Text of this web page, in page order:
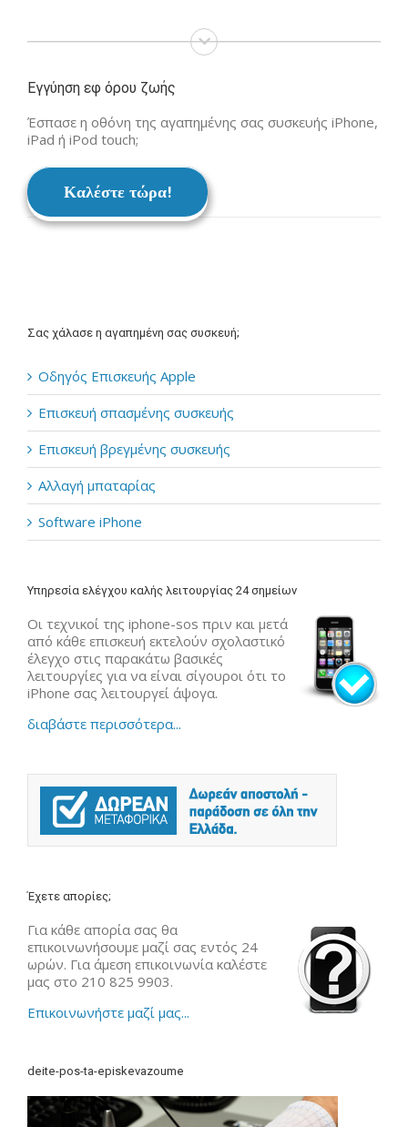
Εγγύηση εφ όρου ζωής
Έσπασε η οθόνη της αγαπημένης σας συσκευής iPhone,
iPad ή iPod touch;
Καλέστε τώρα!
Σας χάλασε η αγαπημένη σας συσκευή;
Οδηγός Επισκευής Apple
Επισκευή σπασμένης συσκευής
Επισκευή βρεγμένης συσκευής
Αλλαγή μπαταρίας
Software iPhone
Υπηρεσία ελέγχου καλής λειτουργίας 24 σημείων
Οι τεχνικοί της iphone-sos πριν και μετά
από κάθε επισκευή εκτελούν σχολαστικό
έλεγχο στις παρακάτω βασικές
λειτουργίες για να είναι σίγουροι ότι το
iPhone σας λειτουργεί άψογα.
διαβάστε περισσότερα...
Έχετε απορίες;
Για κάθε απορία σας θα
επικοινωνήσουμε μαζί σας εντός 24
ωρών. Για άμεση επικοινωνία καλέστε
μας στο 210 825 9903.
Επικοινωνήστε μαζί μας...
deite-pos-ta-episkevazoume